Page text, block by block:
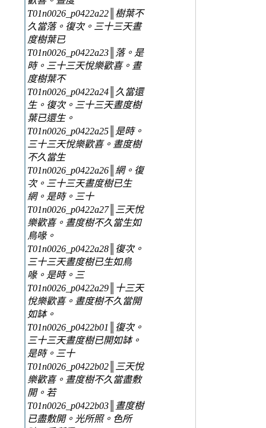
T01n0026_p0422a22║樹葉不
久當落。復次。三十三天晝
度樹葉已
T01n0026_p0422a23║落。是
時。三十三天悅樂歡喜。晝
度樹葉不
T01n0026_p0422a24║久當還
生。復次。三十三天晝度樹
葉已還生。
T01n0026_p0422a25║是時。
三十三天悅樂歡喜。晝度樹
不久當生
T01n0026_p0422a26║網。復
次。三十三天晝度樹已生
網。是時。三十
T01n0026_p0422a27║三天悅
樂歡喜。晝度樹不久當生如
鳥喙。
T01n0026_p0422a28║復次。
三十三天晝度樹已生如鳥
喙。是時。三
T01n0026_p0422a29║十三天
悅樂歡喜。晝度樹不久當開
如缽。
T01n0026_p0422b01║復次。
三十三天晝度樹已開如缽。
是時。三十
T01n0026_p0422b02║三天悅
樂歡喜。晝度樹不久當盡敷
開。若
T01n0026_p0422b03║晝度樹
已盡敷開。光所照。色所